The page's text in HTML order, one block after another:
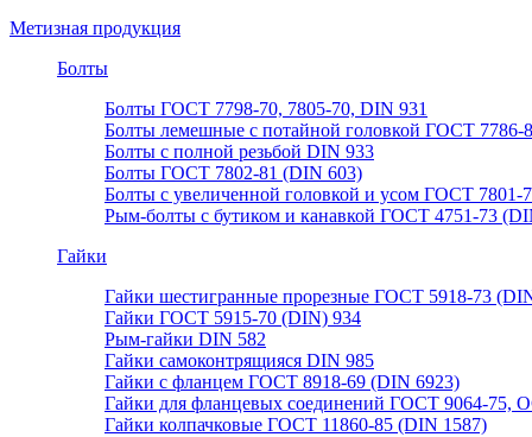
Метизная продукция
Болты
Болты ГОСТ 7798-70, 7805-70, DIN 931
Болты лемешные с потайной головкой ГОСТ 7786-
Болты с полной резьбой DIN 933
Болты ГОСТ 7802-81 (DIN 603)
Болты с увеличенной головкой и усом ГОСТ 7801-
Рым-болты с бутиком и канавкой ГОСТ 4751-73
Гайки
Гайки шестигранные прорезные ГОСТ 5918-73
Гайки ГОСТ 5915-70 (DIN) 934
Рым-гайки DIN 582
Гайки самоконтрящияся DIN 985
Гайки с фланцем ГОСТ 8918-69 (DIN 6923)
Гайки для фланцевых соединений ГОСТ 9064-75,
Гайки колпачковые ГОСТ 11860-85 (DIN 1587)